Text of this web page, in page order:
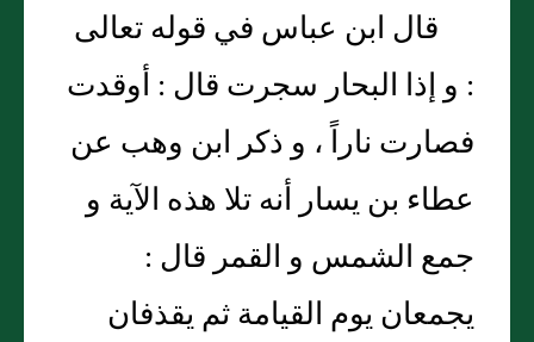
قال ابن عباس في قوله تعالى
: و إذا البحار سجرت قال : أوقدت
فصارت ناراً ، و ذكر ابن وهب عن
عطاء بن يسار أنه تلا هذه الآية و
جمع الشمس و القمر قال :
يجمعان يوم القيامة ثم يقذفان